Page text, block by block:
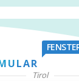
Tirol